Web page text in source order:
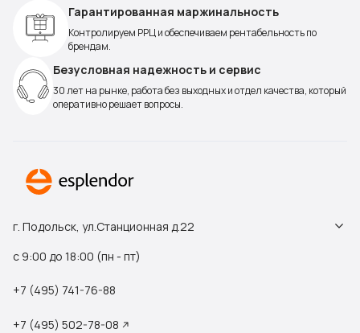
Гарантированная маржинальность
Контролируем РРЦ и обеспечиваем рентабельность по
брендам.
Безусловная надежность и сервис
30 лет на рынке, работа без выходных и отдел качества, который
оперативно решает вопросы.
г. Подольск, ул.Станционная д.22
с 9:00 до 18:00 (пн - пт)
+7 (495) 741-76-88
+7 (495) 502-78-08